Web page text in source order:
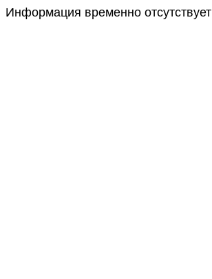
Информация временно отсутствует